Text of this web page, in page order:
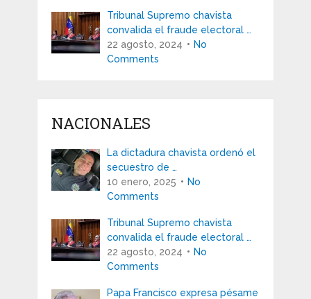
Tribunal Supremo chavista
convalida el fraude electoral …
22 agosto, 2024
No
Comments
NACIONALES
La dictadura chavista ordenó el
secuestro de …
10 enero, 2025
No
Comments
Tribunal Supremo chavista
convalida el fraude electoral …
22 agosto, 2024
No
Comments
Papa Francisco expresa pésame